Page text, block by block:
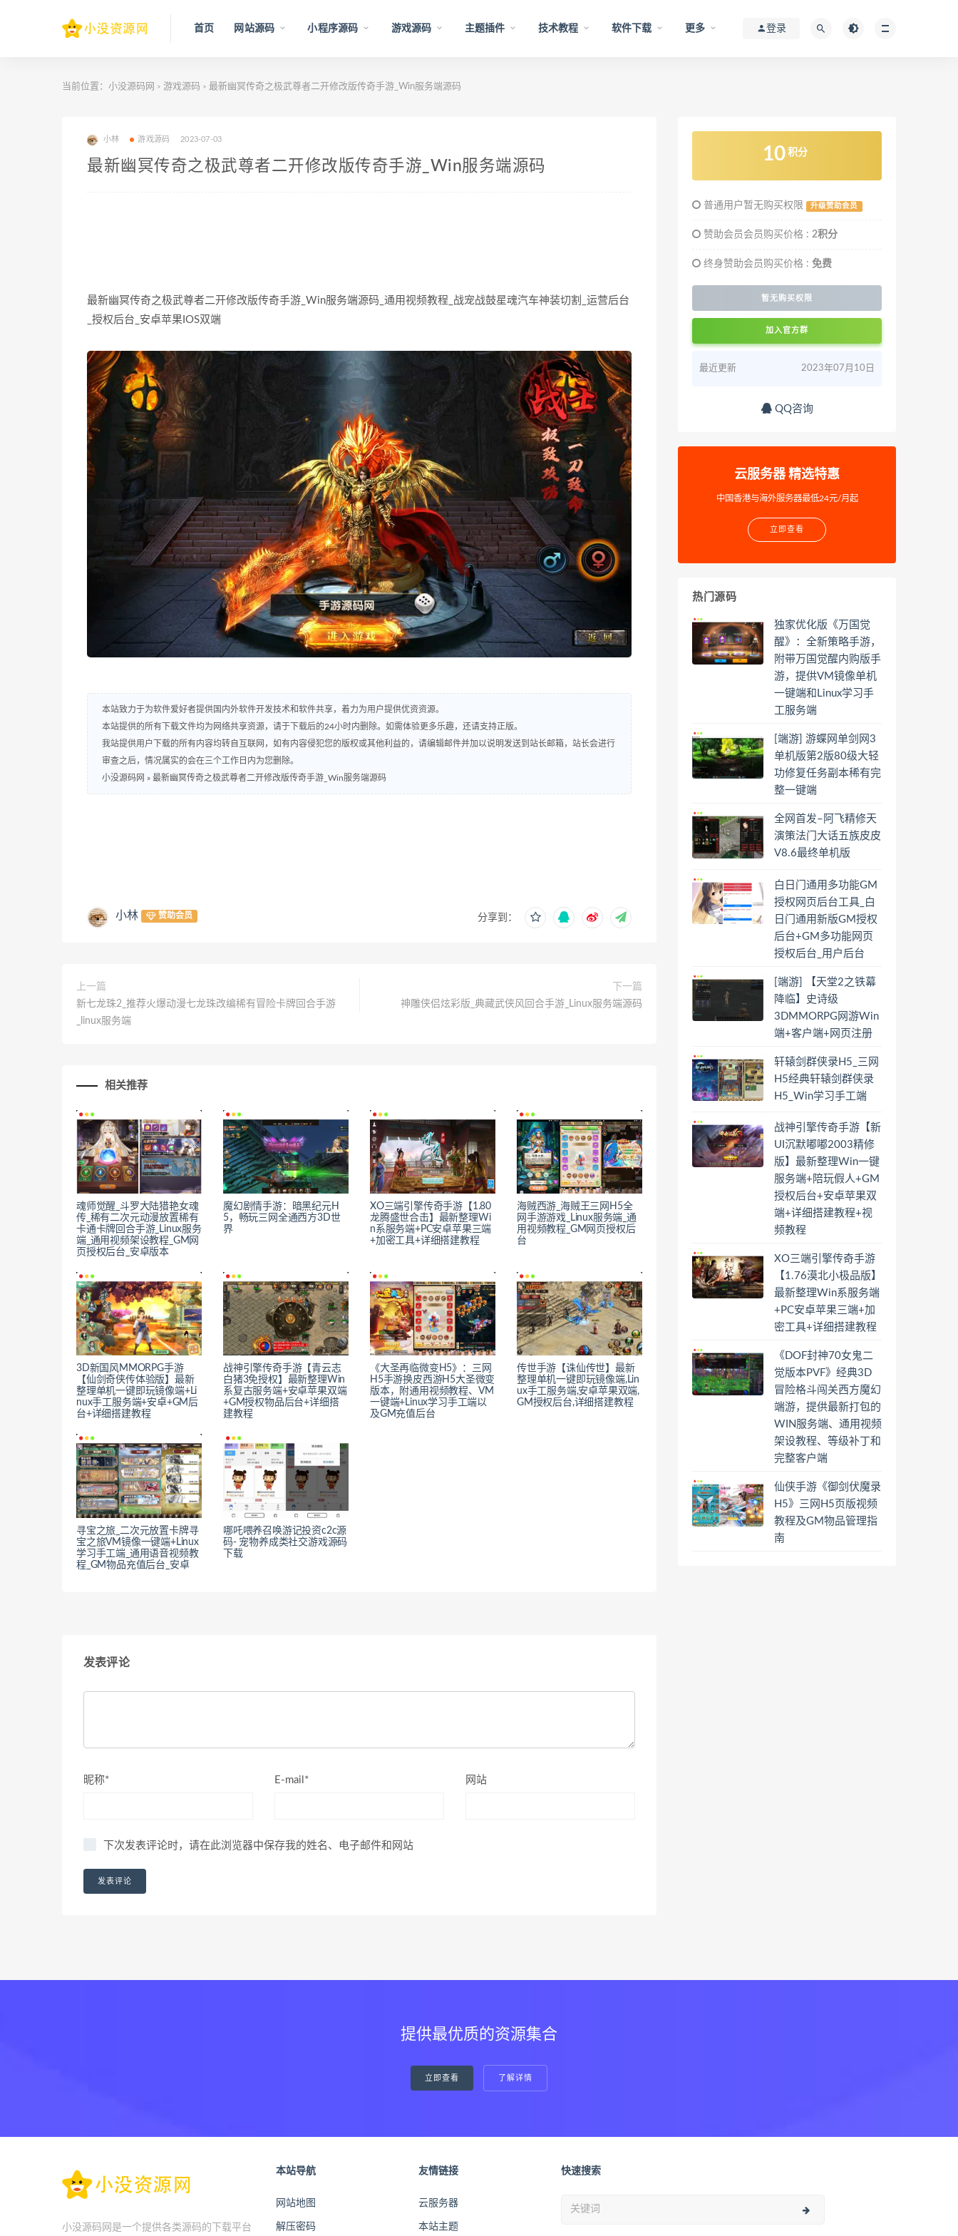
首页 网站源码 小程序源码 游戏源码 主题插件 技术教程 软件下载 更多 登录
当前位置： 小没源码网 > 游戏源码 > 最新幽冥传奇之极武尊者二开修改版传奇手游_Win服务端源码
小林 游戏源码 2023-07-03
最新幽冥传奇之极武尊者二开修改版传奇手游_Win服务端源码
最新幽冥传奇之极武尊者二开修改版传奇手游_Win服务端源码_通用视频教程_战宠战鼓星魂汽车神装切割_运营后台
_授权后台_安卓苹果IOS双端
本站致力于为软件爱好者提供国内外软件开发技术和软件共享，着力为用户提供优资资源。
本站提供的所有下载文件均为网络共享资源，请于下载后的24小时内删除。如需体验更多乐趣，还请支持正版。
我站提供用户下载的所有内容均转自互联网，如有内容侵犯您的版权或其他利益的，请编辑邮件并加以说明发送到站长邮箱，站长会进行
审查之后，情况属实的会在三个工作日内为您删除。
小没源码网 » 最新幽冥传奇之极武尊者二开修改版传奇手游_Win服务端源码
小林 赞助会员 分享到：
上一篇
新七龙珠2_推荐火爆动漫七龙珠改编稀有冒险卡牌回合手游
_linux服务端
下一篇
神雕侠侣炫彩版_典藏武侠风回合手游_Linux服务端源码
相关推荐
魂师觉醒_斗罗大陆猎艳女魂
传_稀有二次元动漫放置稀有
卡通卡牌回合手游_Linux服务
端_通用视频架设教程_GM网
页授权后台_安卓版本
魔幻剧情手游：暗黑纪元H
5，畅玩三网全通西方3D世
界
XO三端引擎传奇手游【1.80
龙腾盛世合击】最新整理Wi
n系服务端+PC安卓苹果三端
+加密工具+详细搭建教程
海贼西游_海贼王三网H5全
网手游游戏_Linux服务端_通
用视频教程_GM网页授权后
台
3D新国风MMORPG手游
【仙剑奇侠传体验版】最新
整理单机一键即玩镜像端+Li
nux手工服务端+安卓+GM后
台+详细搭建教程
战神引擎传奇手游【青云志
白猪3免授权】最新整理Win
系复古服务端+安卓苹果双端
+GM授权物品后台+详细搭
建教程
《大圣再临微变H5》：三网
H5手游换皮西游H5大圣微变
版本，附通用视频教程、VM
一键端+Linux学习手工端以
及GM充值后台
传世手游【诛仙传世】最新
整理单机一键即玩镜像端,Lin
ux手工服务端,安卓苹果双端,
GM授权后台,详细搭建教程
寻宝之旅_二次元放置卡牌寻
宝之旅VM镜像一键端+Linux
学习手工端_通用语音视频教
程_GM物品充值后台_安卓
哪吒喂养召唤游记投资c2c源
码- 宠物养成类社交游戏源码
下载
发表评论
昵称* E-mail* 网站
下次发表评论时，请在此浏览器中保存我的姓名、电子邮件和网站
10 积分
普通用户暂无购买权限 升级赞助会员
赞助会员会员购买价格 : 2积分
终身赞助会员购买价格 : 免费
暂无购买权限
加入官方群
最近更新 2023年07月10日
QQ咨询
云服务器 精选特惠
中国香港与海外服务器最低24元/月起
立即查看
热门源码
独家优化版《万国觉
醒》：全新策略手游，
附带万国觉醒内购版手
游，提供VM镜像单机
一键端和Linux学习手
工服务端
[端游] 游蝶网单剑网3
单机版第2版80级大轻
功修复任务副本稀有完
整一键端
全网首发–阿飞精修天
演策法门大话五族皮皮
V8.6最终单机版
白日门通用多功能GM
授权网页后台工具_白
日门通用新版GM授权
后台+GM多功能网页
授权后台_用户后台
[端游] 【天堂2之铁幕
降临】史诗级
3DMMORPG网游Win
端+客户端+网页注册
轩辕剑群侠录H5_三网
H5经典轩辕剑群侠录
H5_Win学习手工端
战神引擎传奇手游【新
UI沉默嘟嘟2003精修
版】最新整理Win一键
服务端+陪玩假人+GM
授权后台+安卓苹果双
端+详细搭建教程+视
频教程
XO三端引擎传奇手游
【1.76漠北小极品版】
最新整理Win系服务端
+PC安卓苹果三端+加
密工具+详细搭建教程
《DOF封神70女鬼二
觉版本PVF》经典3D
冒险格斗闯关西方魔幻
端游，提供最新打包的
WIN服务端、通用视频
架设教程、等级补丁和
完整客户端
仙侠手游《御剑伏魔录
H5》三网H5页版视频
教程及GM物品管理指
南
提供最优质的资源集合
立即查看 了解详情
小没源码网是一个提供各类源码的下载平台
本站导航
网站地图
解压密码
友情链接
云服务器
本站主题
快速搜索